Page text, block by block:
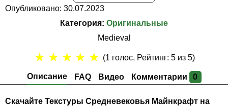
Опубликовано: 30.07.2023
Категория: Оригинальные
Medieval
Описание FAQ Видео Комментарии 0
★ ★ ★ ★ ★ (1 голос, Рейтинг:5 из 5)
Скачайте Текстуры Средневековья Майнкрафт на